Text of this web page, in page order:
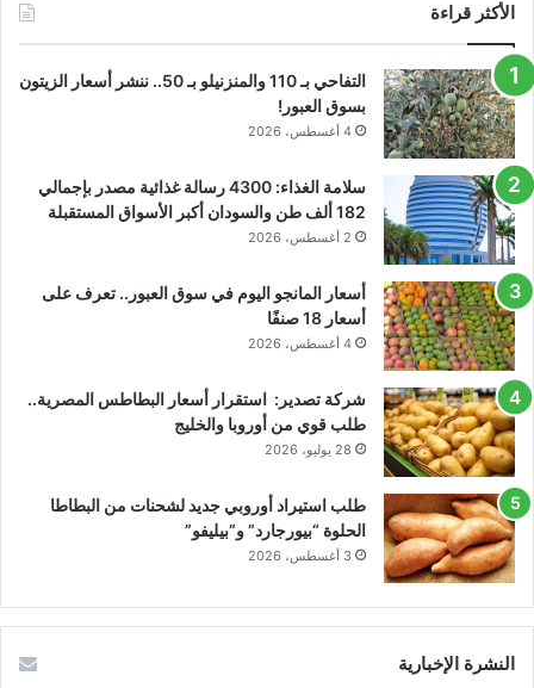
الأكثر قراءة
التفاحي بـ 110 والمنزنيلو بـ 50.. ننشر أسعار الزيتون
بسوق العبور!
4 أغسطس، 2026
سلامة الغذاء: 4300 رسالة غذائية مصدر بإجمالي
182 ألف طن والسودان أكبر الأسواق المستقبلة
2 أغسطس، 2026
أسعار المانجو اليوم في سوق العبور.. تعرف على
أسعار 18 صنفًا
4 أغسطس، 2026
شركة تصدير: استقرار أسعار البطاطس المصرية..
طلب قوي من أوروبا والخليج
28 يوليو، 2026
طلب استيراد أوروبي جديد لشحنات من البطاطا
الحلوة “بيورجارد” و”بيليفو”
3 أغسطس، 2026
النشرة الإخبارية